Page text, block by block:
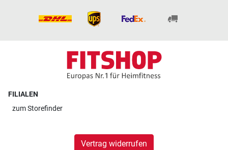
FILIALEN
zumStorefinder
Vertrag widerrufen